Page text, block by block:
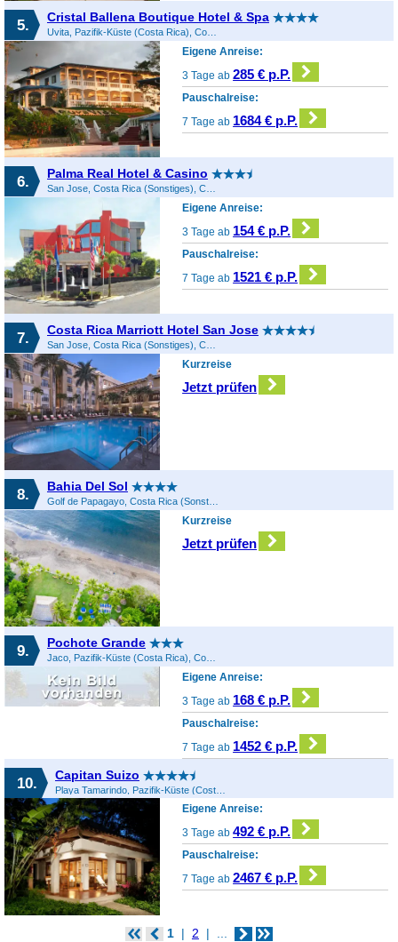
5. Cristal Ballena Boutique Hotel & Spa
Uvita, Pazifik-Küste (Costa Rica), Costa Rica
Eigene Anreise:
3 Tage ab285 € p.P.
Pauschalreise:
7 Tage ab 1684 € p.P.
6. Palma Real Hotel & Casino
San Jose, Costa Rica (Sonstiges), Costa Rica
Eigene Anreise:
3 Tage ab 154 € p.P.
Pauschalreise:
7 Tage ab 1521 € p.P.
7. Costa Rica Marriott Hotel San Jose
San Jose, Costa Rica (Sonstiges), Costa Rica
Kurzreise
Jetzt prüfen
8. Bahia Del Sol
Golf de Papagayo, Costa Rica (Sonstiges), Costa Rica
Kurzreise
Jetzt prüfen
9. Pochote Grande
Jaco, Pazifik-Küste (Costa Rica), Costa Rica
Eigene Anreise:
3 Tage ab 168 € p.P.
Pauschalreise:
7 Tage ab 1452 € p.P.
10. Capitan Suizo
Playa Tamarindo, Pazifik-Küste (Costa Rica), Costa Rica
Eigene Anreise:
3 Tage ab492 € p.P.
Pauschalreise:
7 Tage ab2467 € p.P.
1 2